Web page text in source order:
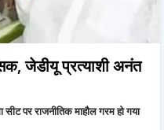
जेडीयू प्रत्याशी अनंत
पर राजनीतिक माहौल गरम हो गया